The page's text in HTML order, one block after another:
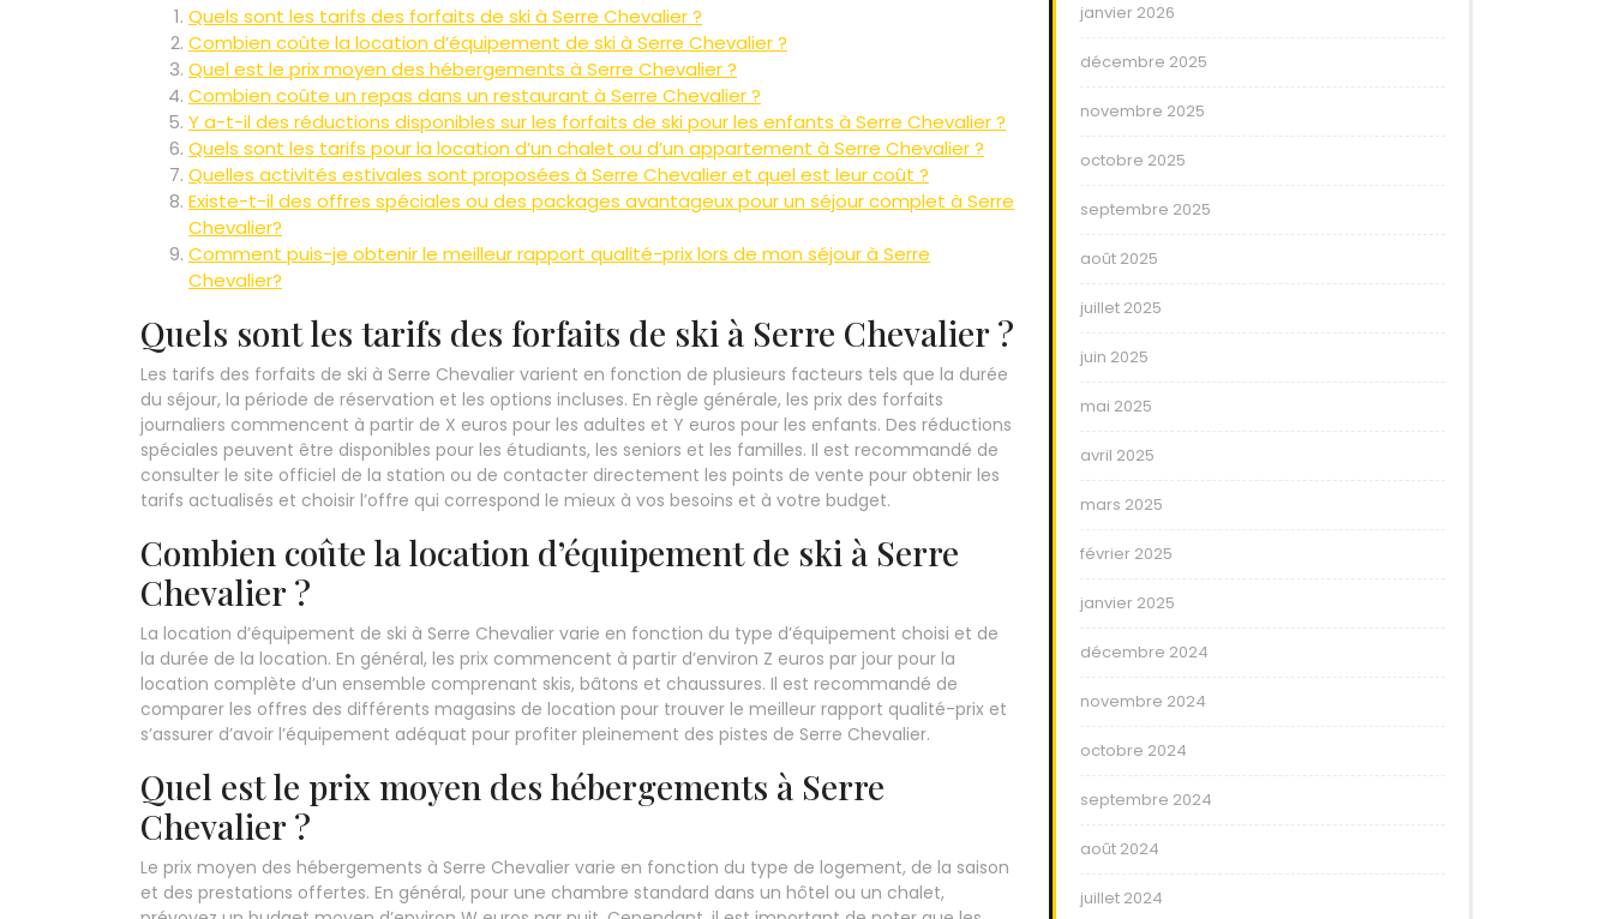
Quels sont les tarifs des forfaits de ski à Serre Chevalier ?
Combien coûte la location d’équipement de ski à Serre Chevalier ?
Quel est le prix moyen des hébergements à Serre Chevalier ?
Combien coûte un repas dans un restaurant à Serre Chevalier ?
Y a-t-il des réductions disponibles sur les forfaits de ski pour les enfants à Serre Chevalier ?
Quels sont les tarifs pour la location d’un chalet ou d’un appartement à Serre Chevalier ?
Quelles activités estivales sont proposées à Serre Chevalier et quel est leur coût ?
Existe-t-il des offres spéciales ou des packages avantageux pour un séjour complet à Serre
Chevalier?
Comment puis-je obtenir le meilleur rapport qualité-prix lors de mon séjour à Serre
Chevalier?
Quels sont les tarifs des forfaits de ski à Serre Chevalier ?
Les tarifs des forfaits de ski à Serre Chevalier varient en fonction de plusieurs facteurs tels que la durée
du séjour, la période de réservation et les options incluses. En règle générale, les prix des forfaits
journaliers commencent à partir de X euros pour les adultes et Y euros pour les enfants. Des réductions
spéciales peuvent être disponibles pour les étudiants, les seniors et les familles. Il est recommandé de
consulter le site officiel de la station ou de contacter directement les points de vente pour obtenir les
tarifs actualisés et choisir l’offre qui correspond le mieux à vos besoins et à votre budget.
Combien coûte la location d’équipement de ski à Serre
Chevalier ?
La location d’équipement de ski à Serre Chevalier varie en fonction du type d’équipement choisi et de
la durée de la location. En général, les prix commencent à partir d’environ Z euros par jour pour la
location complète d’un ensemble comprenant skis, bâtons et chaussures. Il est recommandé de
comparer les offres des différents magasins de location pour trouver le meilleur rapport qualité-prix et
s’assurer d’avoir l’équipement adéquat pour profiter pleinement des pistes de Serre Chevalier.
Quel est le prix moyen des hébergements à Serre
Chevalier ?
Le prix moyen des hébergements à Serre Chevalier varie en fonction du type de logement, de la saison
et des prestations offertes. En général, pour une chambre standard dans un hôtel ou un chalet,
janvier 2026
décembre 2025
novembre 2025
octobre 2025
septembre 2025
août 2025
juillet 2025
juin 2025
mai 2025
avril 2025
mars 2025
février 2025
janvier 2025
décembre 2024
novembre 2024
octobre 2024
septembre 2024
août 2024
juillet 2024